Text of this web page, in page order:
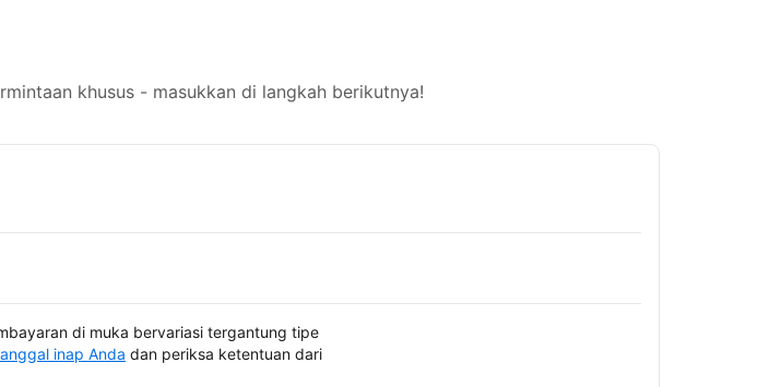
khusus - masukkan di langkah berikutnya!
di muka bervariasi tergantung tipe
inap Anda dan periksa ketentuan dari